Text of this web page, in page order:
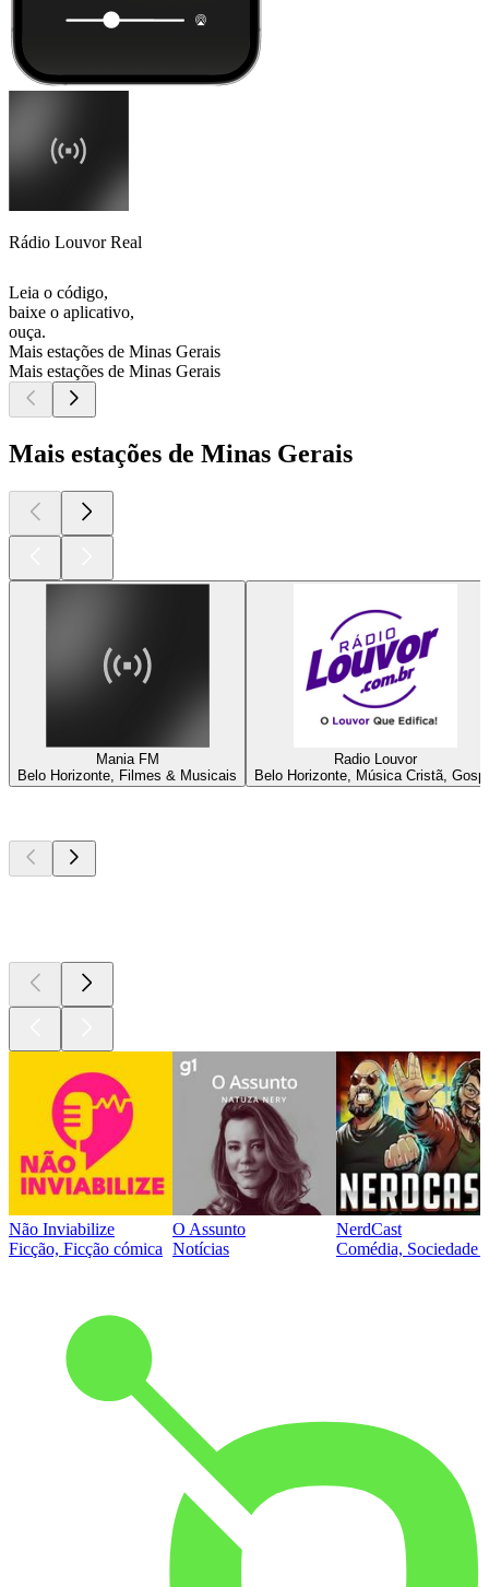
Rádio Louvor Real
Leia o código,
baixe o aplicativo,
ouça.
Mais estações de Minas Gerais
Mais estações de Minas Gerais
Mais estações de Minas Gerais
Mania FM
Belo Horizonte, Filmes & Musicais
Radio Louvor
Belo Horizonte, Música Cristã,
Não Inviabilize
Ficção, Ficção cómica
O Assunto
Notícias
NerdCast
Comédia, Sociedade